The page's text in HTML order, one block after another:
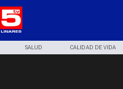
SALUD CALIDAD DE VIDA